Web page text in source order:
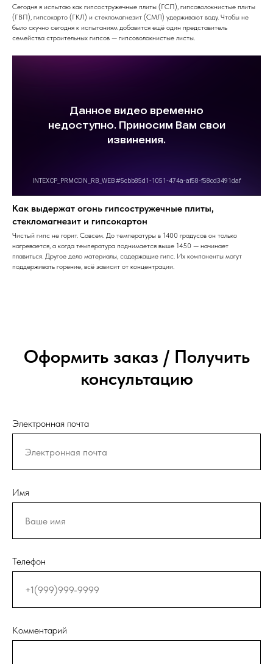
Сегодня я испытаю как гипсостружечные плиты (ГСП), гипсоволокнистые плиты
(ГВП), гипсокарто (ГКЛ) и стекломагнезит (СМЛ) удерживают воду. Чтобы не
было скучно сегодня к испытаниям добавится ещё один представитель
семейства строительных гипсов — гипсоволокнистые листы.
Как выдержат огонь гипсостружечные плиты,
стекломагнезит и гипсокартон
Чистый гипс не горит. Совсем. До температуры в 1400 градусов он только
нагревается, а когда температура поднимается выше 1450 — начинает
плавиться. Другое дело материалы, содержащие гипс. Их компоненты могут
поддерживать горение, всё зависит от концентрации.
Оформить заказ / Получить
консультацию
Электронная почта
Имя
Телефон
Комментарий